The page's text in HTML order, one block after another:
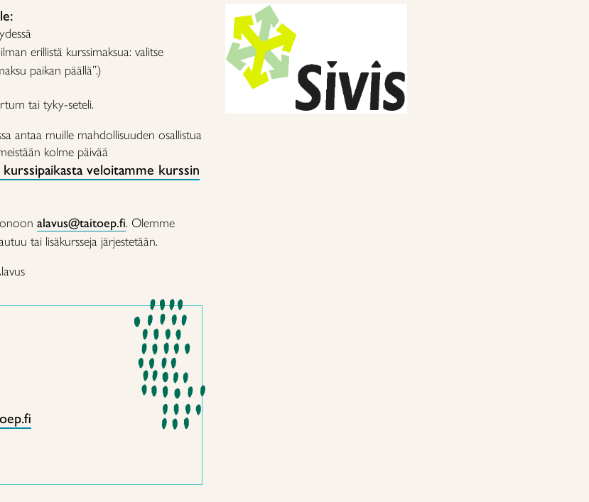
erillistä kurssimaksua: valitse
paikan päällä”.)
tai tyky-seteli.
antaa muille mahdollisuuden osallistua
kolme päivää
veloitamme kurssin
alavus@taitoep.fi. Olemme
tai lisäkursseja järjestetään.